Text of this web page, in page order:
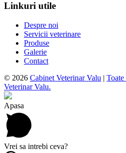
Linkuri utile
Despre noi
Servicii veterinare
Produse
Galerie
Contact
© 2026 Cabinet Veterinar Valu |
Veterinar Valu.
Apasa
Vrei sa intrebi ceva?